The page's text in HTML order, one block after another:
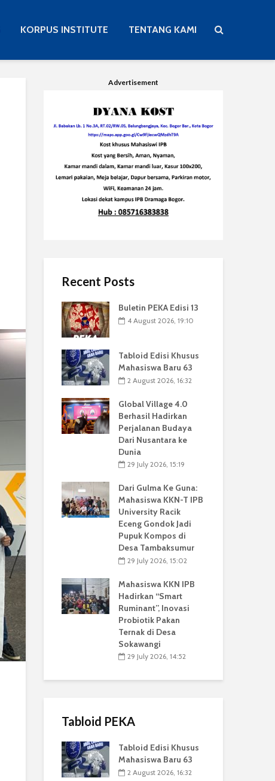
KORPUS INSTITUTE TENTANG KAMI
Advertisement
Recent Posts
Buletin PEKA Edisi 13
4 August 2026, 19:10
Tabloid Edisi Khusus
Mahasiswa Baru 63
2 August 2026, 16:32
Global Village 4.0
Berhasil Hadirkan
Perjalanan Budaya
Dari Nusantara ke
Dunia
29 July 2026, 15:19
Dari Gulma Ke Guna:
Mahasiswa KKN-T IPB
University Racik
Eceng Gondok Jadi
Pupuk Kompos di
Desa Tambaksumur
29 July 2026, 15:02
Mahasiswa KKN IPB
Hadirkan “Smart
Ruminant”, Inovasi
Probiotik Pakan
Ternak di Desa
Sokawangi
29 July 2026, 14:52
Tabloid PEKA
Tabloid Edisi Khusus
Mahasiswa Baru 63
2 August 2026, 16:32